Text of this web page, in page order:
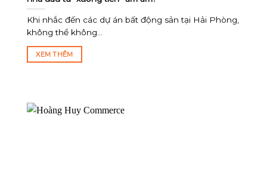
Khi nhắc đến các dự án bất động sản tại Hải Phòng,
không thể không...
XEM THÊM